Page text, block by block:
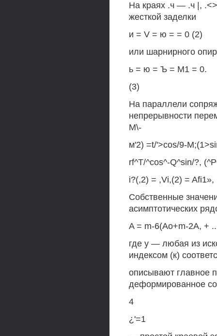
На краях .ч — .ч |,
жесткой заделки
и = V = ю = = 0 (2)
или шарнирного
ь = ю = Ъ = М1 = 0.
(3)
На параллели
непрерывности
М\-
м'2) =t/'>cos/9-
rf^T/^cos^-Q^sin/?,
i?(,2) = ,Vi,(2) =
Собственные
асимптотических
A = m-6(Ao+m-2A, +
где у — любая из
индексом (к)
описывают главное
деформированное
4
¿'=1